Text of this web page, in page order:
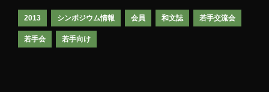
2013 シンポジウム情報 会員 和文誌 若手交流会
若手会 若手向け